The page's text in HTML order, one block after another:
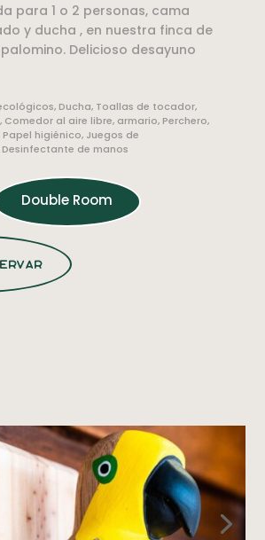
para 1 o 2 personas, cama
y ducha , en nuestra finca de
Delicioso desayuno
Ducha, Toallas de tocador,
al aire libre, armario, Perchero,
higiénico, Juegos de
de manos
Double Room